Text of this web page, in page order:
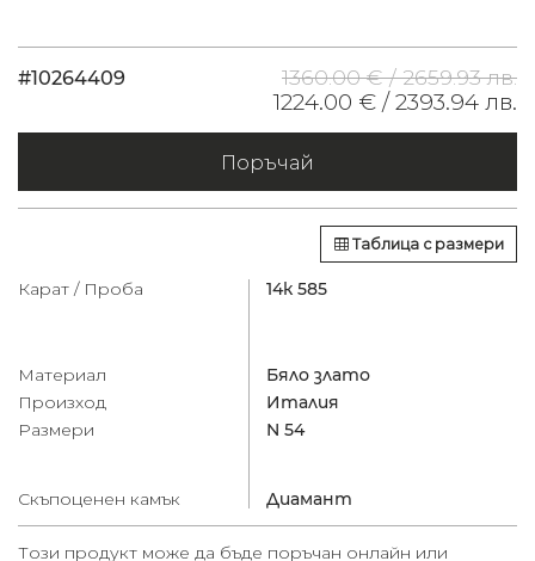
#10264409 1360.00 € /2659.93 лв.
1224.00 € /2393.94 лв.
Поръчай
Таблица с размери
Карат / Проба 14к 585
Материал
Бяло злато
Произход
Италия
Размери
N 54
Скъпоценен камък Диамант
Този продукт може да бъде поръчан онлайн или